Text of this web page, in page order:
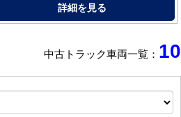
詳細を見る
中古トラック車両一覧： 10